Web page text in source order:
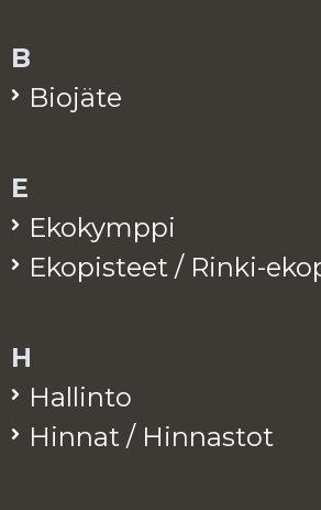
B
Bio­jä­te
E
Eko­kymp­pi
Eko­pis­teet / Rinki-
H
Hal­lin­to
Hin­nat / Hin­nas­tot